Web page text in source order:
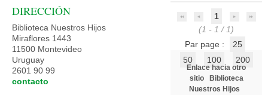
1
(1 - 1 / 1)
Par page :
25
50
100 200
Enlace hacia otro
sitio
Biblioteca
Nuestros Hijos
DIRECCIÓN
Biblioteca Nuestros Hijos
Miraflores 1443
11500 Montevideo
Uruguay
2601 90 99
contacto